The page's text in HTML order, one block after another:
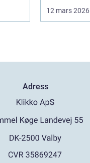
12 mars 2026
Adress